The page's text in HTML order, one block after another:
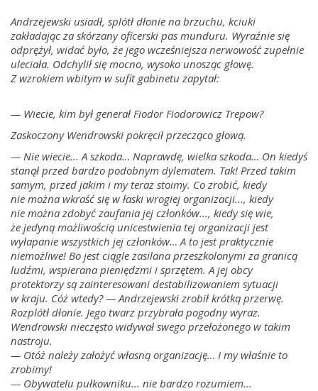
Andrzejewski usiadł, splótł dłonie na brzuchu, kciuki
zakładając za skórzany oficerski pas munduru. Wyraźnie się
odprężył, widać było, że jego wcześniejsza nerwowość zupełnie
uleciała. Odchylił się mocno, wysoko unosząc głowę.
Z wzrokiem wbitym w sufit gabinetu zapytał:
— Wiecie, kim był generał Fiodor Fiodorowicz Trepow?
Zaskoczony Wendrowski pokręcił przecząco głową.
— Nie wiecie... A szkoda… Naprawdę, wielka szkoda… On kiedyś
stanął przed bardzo podobnym dylematem. Tak! Przed takim
samym, przed jakim i my teraz stoimy. Co zrobić, kiedy
nie można wkraść się w łaski wrogiej organizacji..., kiedy
nie można zdobyć zaufania jej członków..., kiedy się wie,
że jedyną możliwością unicestwienia tej organizacji jest
wyłapanie wszystkich jej członków… A to jest praktycznie
niemożliwe! Bo jest ciągle zasilana przeszkolonymi za granicą
ludźmi, wspierana pieniędzmi i sprzętem. A jej obcy
protektorzy są zainteresowani destabilizowaniem sytuacji
w kraju. Cóż wtedy? — Andrzejewski zrobił krótką przerwę.
Rozplótł dłonie. Jego twarz przybrała pogodny wyraz.
Wendrowski nieczęsto widywał swego przełożonego w takim
nastroju.
— Otóż należy założyć własną organizację… I my właśnie to
zrobimy!
— Obywatelu pułkowniku... nie bardzo rozumiem...